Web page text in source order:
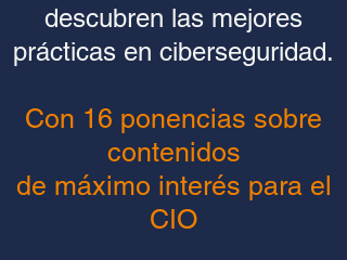
descubren las mejores
prácticas en ciberseguridad.
Con 16 ponencias sobre
contenidos
de máximo interés para el
CIO